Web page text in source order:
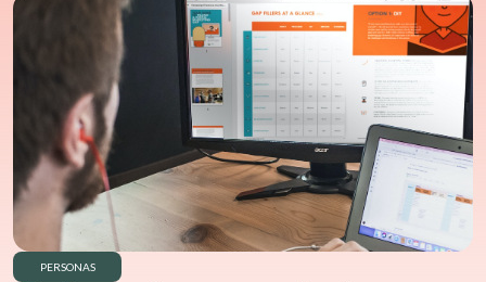
PERSONAS